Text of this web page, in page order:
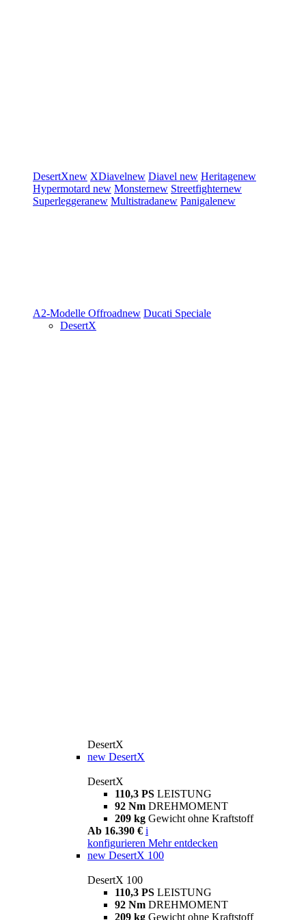
DesertXnew XDiavelnew Diavel new Heritagenew
Hypermotard new Monsternew Streetfighternew
Superleggeranew Multistradanew Panigalenew
A2-Modelle Offroadnew Ducati Speciale
DesertX
DesertX
new DesertX
DesertX
110,3 PS LEISTUNG
92 Nm DREHMOMENT
209 kg Gewicht ohne Kraftstoff
Ab 16.390 € i
konfigurieren Mehr entdecken
new DesertX 100
DesertX 100
110,3 PS LEISTUNG
92 Nm DREHMOMENT
209 kg Gewicht ohne Kraftstoff